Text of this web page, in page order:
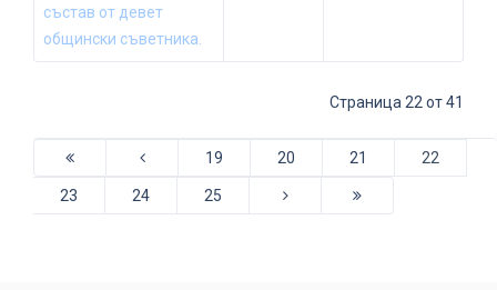
състав от девет
общински съветника.
Страница 22 от 41
19 20 21 22
23 24 25